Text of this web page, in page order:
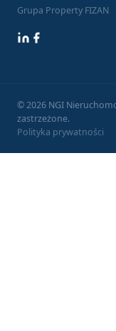
Grupa Property FIZAN
LinkedIn
© 2026 NGI
zastrzeżone.
Polityka prywatności